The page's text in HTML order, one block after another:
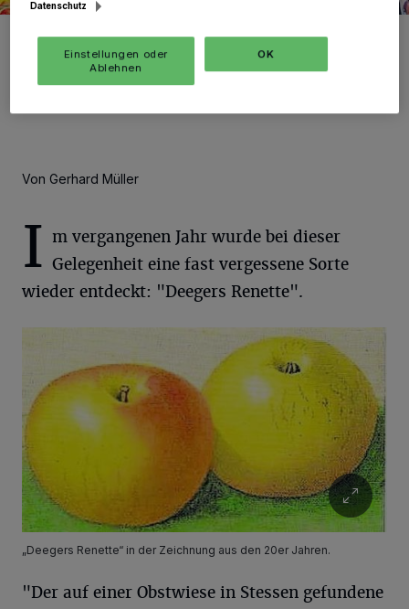
Foto: Foto: Archiv.
Von Gerhard Müller
I m vergangenen Jahr wurde bei dieser
Gelegenheit eine fast vergessene Sorte
wieder entdeckt: "Deegers Renette".
„Deegers Renette“ in der Zeichnung aus den 20er Jahren.
"Der auf einer Obstwiese in Stessen gefundene
Datenschutz
Einstellungen oder
Ablehnen
OK